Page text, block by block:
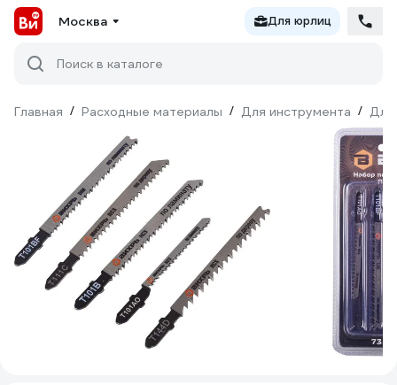
Москва Для юрлиц
Поиск в каталоге
Главная / Расходные материалы / Для инструмента / Для